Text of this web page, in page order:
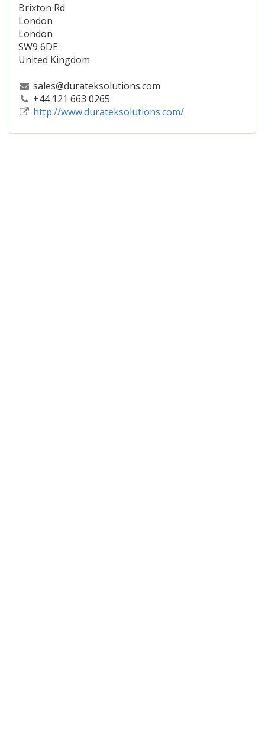
Brixton Rd
London
London
SW9 6DE
United Kingdom
sales@durateksolutions.com
+44 121 663 0265
http://www.durateksolutions.com/